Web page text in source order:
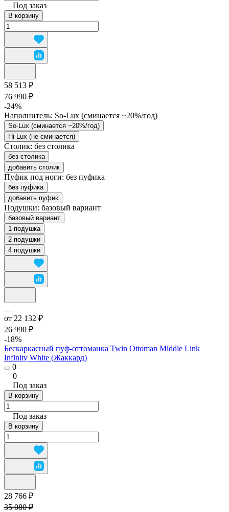
Под заказ
В корзину
58 513 ₽
76 990 ₽
-24%
Наполнитель: So-Lux (cминается ~20%/год)
So-Lux (cминается ~20%/год)
Hi-Lux (не сминается)
Столик: без столика
без столика
добавить столик
Пуфик под ноги: без пуфика
без пуфика
добавить пуфик
Подушки: базовый вариант
базовый вариант
1 подушка
2 подушки
4 подушки
от 22 132 ₽
26 990 ₽
-18%
Бескаркасный пуф-оттоманка Twin Ottoman Middle Link
Infinity White (Жаккард)
0
0
Под заказ
В корзину
Под заказ
В корзину
28 766 ₽
35 080 ₽